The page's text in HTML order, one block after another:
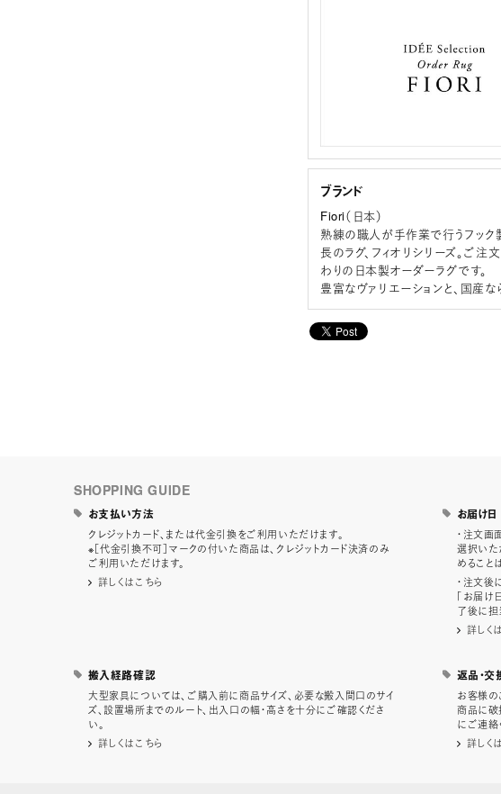
ブランド
Fiori（日本）
熟練の職人が手作業で行うフッ
長のラグ、フィオリシリーズ。ご
わりの日本製オーダーラグです。
豊富なヴァリエーションと、国産
SHOPPING GUIDE
お支払い方法
クレジットカード、または代金引換をご利用いただけます。
※［代金引換不可］マークの付いた商品は、クレジットカード決済のみ
ご利用いただけます。
詳しくはこちら
お届け日
・注文画
選択いた
めること
・注文後
「お届け
了後に担
詳しく
搬入経路確認
大型家具については、ご購入前に商品サイズ、必要な搬入間口のサイ
ズ、設置場所までのルート、出入口の幅・高さを十分にご確認くださ
い。
詳しくはこちら
返品・交
お客様の
商品に破
にご連絡
詳しく